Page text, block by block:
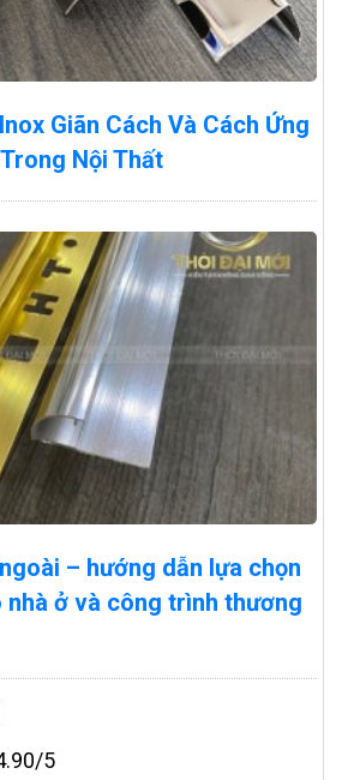
Giãn Cách Và Cách Ứng
Nội Thất
– hướng dẫn lựa chọn
ở và công trình thương
5